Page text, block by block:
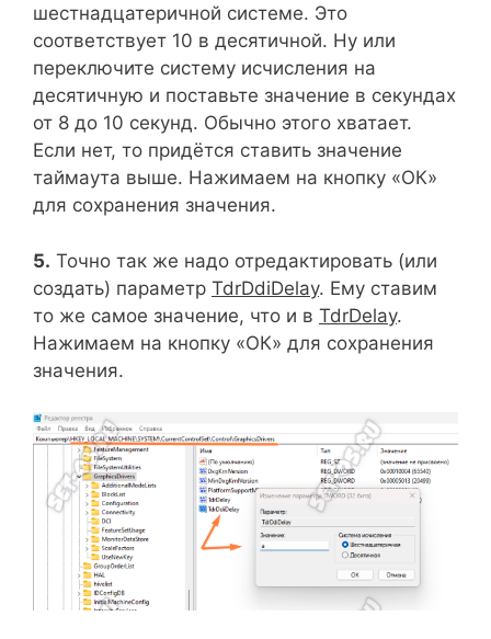
шестнадцатеричной системе. Это
соответствует 10 в десятичной. Ну или
переключите систему исчисления на
десятичную и поставьте значение в секундах
от 8 до 10 секунд. Обычно этого хватает.
Если нет, то придётся ставить значение
таймаута выше. Нажимаем на кнопку «ОК»
для сохранения значения.
5. Точно так же надо отредактировать (или
создать) параметр TdrDdiDelay. Ему ставим
то же самое значение, что и в TdrDelay.
Нажимаем на кнопку «ОК» для сохранения
значения.